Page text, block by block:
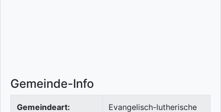
Gemeinde-Info
Gemeindeart:
Evangelisch-lutherische